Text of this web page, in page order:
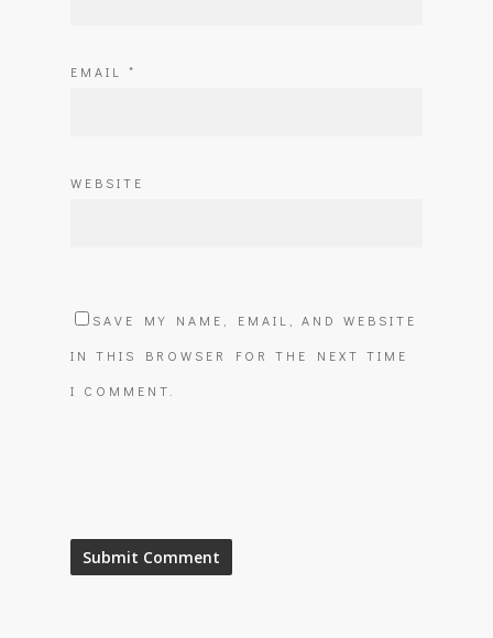
EMAIL *
WEBSITE
SAVE MY NAME, EMAIL, AND WEBSITE
IN THIS BROWSER FOR THE NEXT TIME
I COMMENT.